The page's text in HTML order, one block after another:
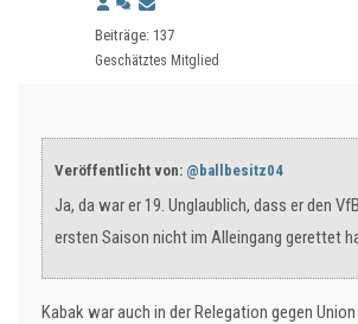
Beiträge: 137
Geschätztes Mitglied
Veröffentlicht von: @ballbesitz04
Ja, da war er 19. Unglaublich, dass er den
ersten Saison nicht im Alleingang gerettet
Kabak war auch in der Relegation gegen Union